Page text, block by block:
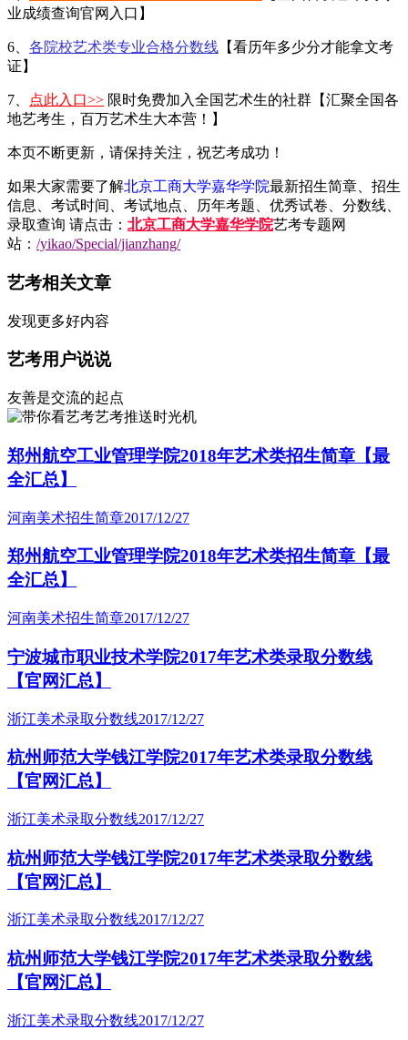
业成绩查询官网入口】
6、 各院校艺术类专业合格分数线 【看历年多少分才能拿文考
证】
7、 点此入口>> 限时免费加入全国艺术生的社群【汇聚全国各
地艺考生，百万艺术生大本营！】
本页不断更新，请保持关注，祝艺考成功！
如果大家需要了解北京工商大学嘉华学院最新招生简章、招生
信息、考试时间、考试地点、历年考题、优秀试卷、分数线、
录取查询 请点击： 北京工商大学嘉华学院艺考专题网
站： /yikao/Special/jianzhang/
艺考相关文章
发现更多好内容
艺考用户说说
友善是交流的起点
艺考推送时光机
郑州航空工业管理学院2018年艺术类招生简章【最
全汇总】
河南美术招生简章2017/12/27
郑州航空工业管理学院2018年艺术类招生简章【最
全汇总】
河南美术招生简章2017/12/27
宁波城市职业技术学院2017年艺术类录取分数线
【官网汇总】
浙江美术录取分数线2017/12/27
杭州师范大学钱江学院2017年艺术类录取分数线
【官网汇总】
浙江美术录取分数线2017/12/27
杭州师范大学钱江学院2017年艺术类录取分数线
【官网汇总】
浙江美术录取分数线2017/12/27
杭州师范大学钱江学院2017年艺术类录取分数线
【官网汇总】
浙江美术录取分数线2017/12/27